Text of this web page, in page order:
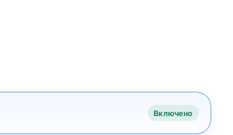
Включено